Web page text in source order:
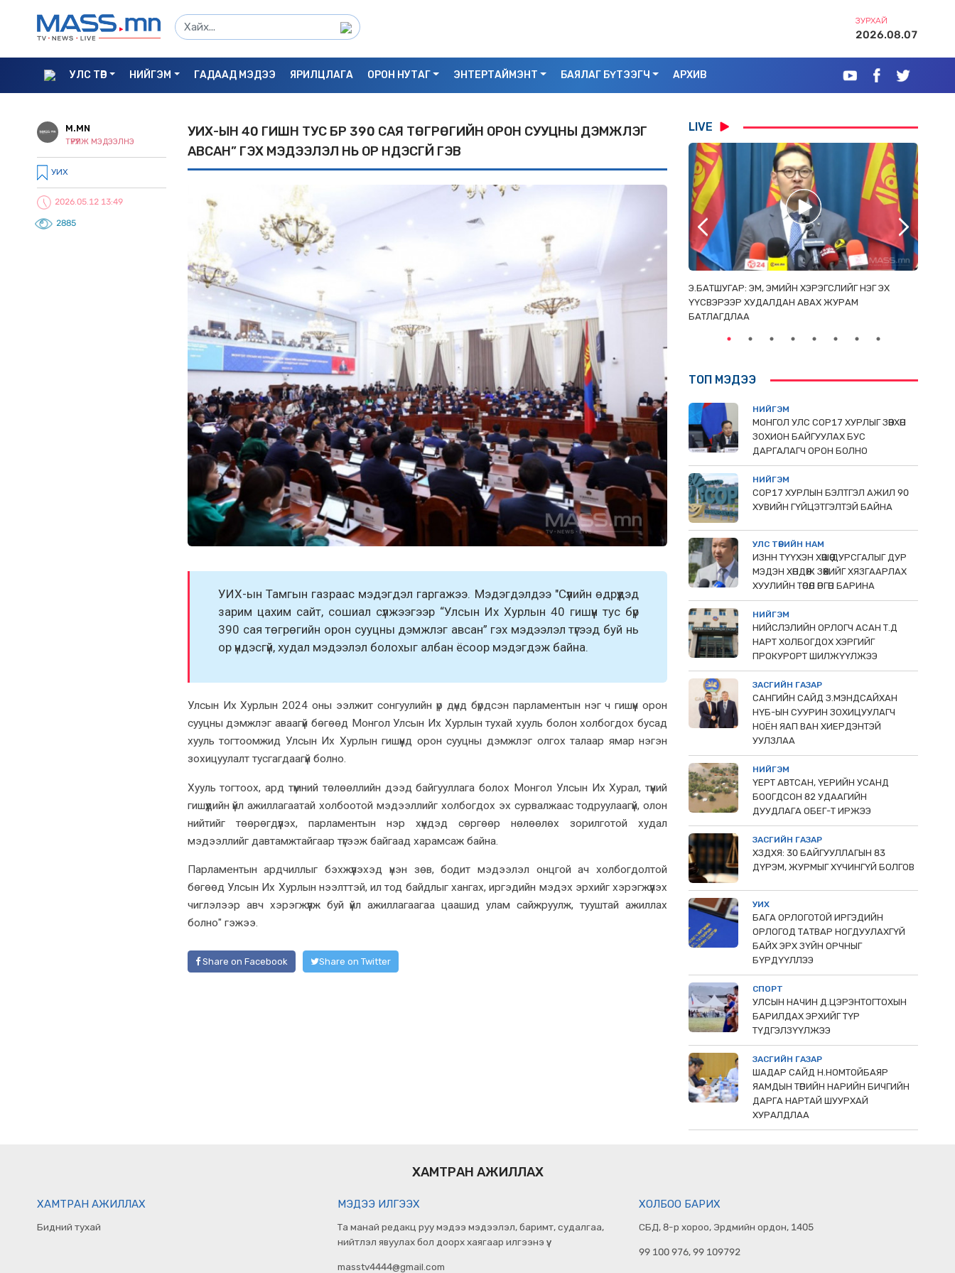
ЗУРХАЙ
2026.08.07
УЛС ТӨР НИЙГЭМ ГАДААД МЭДЭЭ ЯРИЛЦЛАГА ОРОН НУТАГ ЭНТЕРТАЙМЭНТ БАЯЛАГ БҮТЭЭГЧ АРХИВ
M.MN
ТҮРҮҮЛЖ МЭДЭЭЛНЭ
УИХ
2026.05.12 13:49
2885
УИХ-ЫН 40 ГИШҮҮН ТУС БҮР 390 САЯ ТӨГРӨГИЙН ОРОН СУУЦНЫ ДЭМЖЛЭГ
АВСАН” ГЭХ МЭДЭЭЛЭЛ НЬ ОР ҮНДЭСГҮЙ ГЭВ
УИХ-ын Тамгын газраас мэдэгдэл гаргажээ. Мэдэгдэлдээ "Сүүлийн өдрүүдэд
зарим цахим сайт, сошиал сүлжээгээр “Улсын Их Хурлын 40 гишүүн тус бүр
390 сая төгрөгийн орон сууцны дэмжлэг авсан” гэх мэдээлэл түгээд буй нь
ор үндэсгүй, худал мэдээлэл болохыг албан ёсоор мэдэгдэж байна.
Улсын Их Хурлын 2024 оны ээлжит сонгуулийн үр дүнд бүрдсэн парламентын нэг ч гишүүн орон
сууцны дэмжлэг аваагүй бөгөөд Монгол Улсын Их Хурлын тухай хууль болон холбогдох бусад
хууль тогтоомжид Улсын Их Хурлын гишүүнд орон сууцны дэмжлэг олгох талаар ямар нэгэн
зохицуулалт тусгагдаагүй болно.
Хууль тогтоох, ард түмний төлөөллийн дээд байгууллага болох Монгол Улсын Их Хурал, түүний
гишүүдийн үйл ажиллагаатай холбоотой мэдээллийг холбогдох эх сурвалжаас тодруулаагүй, олон
нийтийг төөрөгдүүлэх, парламентын нэр хүндэд сөргөөр нөлөөлөх зорилготой худал
мэдээллийг давтамжтайгаар түгээж байгаад харамсаж байна.
Парламентын ардчиллыг бэхжүүлэхэд үнэн зөв, бодит мэдээлэл онцгой ач холбогдолтой
бөгөөд Улсын Их Хурлын нээлттэй, ил тод байдлыг хангах, иргэдийн мэдэх эрхийг хэрэгжүүлэх
чиглэлээр авч хэрэгжүүлж буй үйл ажиллагаагаа цаашид улам сайжруулж, тууштай ажиллах
болно" гэжээ.
Share on Facebook Share on Twitter
LIVE
С.БАЯРБИЛЭГ: ДРАГОН ТӨВИЙН 3 ДАВХРААС
УНАСАН 25 НАСТАЙ ЭМЭГТЭЙ АМИА ХОРЛОСОН
БАЙЖ БОЛЗОШГҮЙ
Э.БАТШУГАР: ЭМ, ЭМИЙН ХЭРЭГСЛИЙГ НЭГ ЭХ
ҮҮСВЭРЭЭР ХУДАЛДАН АВАХ ЖУРАМ
БАТЛАГДЛАА
ТОП МЭДЭЭ
НИЙГЭМ
МОНГОЛ УЛС СОР17 ХУРЛЫГ ЗӨВХӨН
ЗОХИОН БАЙГУУЛАХ БУС
ДАРГАЛАГЧ ОРОН БОЛНО
НИЙГЭМ
COP17 ХУРЛЫН БЭЛТГЭЛ АЖИЛ 90
ХУВИЙН ГҮЙЦЭТГЭЛТЭЙ БАЙНА
УЛС ТӨРИЙН НАМ
ИЗНН ТҮҮХЭН ХӨШӨӨ ДУРСГАЛЫГ ДУР
МЭДЭН ХӨНДӨЖ ЗӨӨХИЙГ ХЯЗГААРЛАХ
ХУУЛИЙН ТӨСӨЛ ӨРГӨН БАРИНА
НИЙГЭМ
НИЙСЛЭЛИЙН ОРЛОГЧ АСАН Т.Д
НАРТ ХОЛБОГДОХ ХЭРГИЙГ
ПРОКУРОРТ ШИЛЖҮҮЛЖЭЭ
ЗАСГИЙН ГАЗАР
САНГИЙН САЙД З.МЭНДСАЙХАН
НҮБ-ЫН СУУРИН ЗОХИЦУУЛАГЧ
НОЁН ЯАП ВАН ХИЕРДЭНТЭЙ
УУЛЗЛАА
НИЙГЭМ
ҮЕРТ АВТСАН, ҮЕРИЙН УСАНД
БООГДСОН 82 УДААГИЙН
ДУУДЛАГА ОБЕГ-Т ИРЖЭЭ
ЗАСГИЙН ГАЗАР
ХЗДХЯ: 30 БАЙГУУЛЛАГЫН 83
ДҮРЭМ, ЖУРМЫГ ХҮЧИНГҮЙ БОЛГОВ
УИХ
БАГА ОРЛОГОТОЙ ИРГЭДИЙН
ОРЛОГОД ТАТВАР НОГДУУЛАХГҮЙ
БАЙХ ЭРХ ЗҮЙН ОРЧНЫГ
БҮРДҮҮЛЛЭЭ
СПОРТ
УЛСЫН НАЧИН Д.ЦЭРЭНТОГТОХЫН
БАРИЛДАХ ЭРХИЙГ ТҮР
ТҮДГЭЛЗҮҮЛЖЭЭ
ЗАСГИЙН ГАЗАР
ШАДАР САЙД Н.НОМТОЙБАЯР
ЯАМДЫН ТӨРИЙН НАРИЙН БИЧГИЙН
ДАРГА НАРТАЙ ШУУРХАЙ
ХУРАЛДЛАА
ХАМТРАН АЖИЛЛАХ
ХАМТРАН АЖИЛЛАХ
Бидний тухай
МЭДЭЭ ИЛГЭЭХ
Та манай редакц руу мэдээ мэдээлэл, баримт, судалгаа,
нийтлэл явуулах бол доорх хаягаар илгээнэ үү.
masstv4444@gmail.com
ХОЛБОО БАРИХ
СБД, 8-р хороо, Эрдмийн ордон, 1405
99 100 976, 99 109792